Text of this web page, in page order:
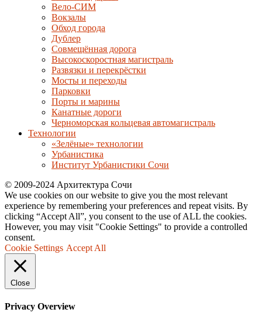
Вело-СИМ
Вокзалы
Обход города
Дублер
Совмещённая дорога
Высокоскоростная магистраль
Развязки и перекрёстки
Мосты и переходы
Парковки
Порты и марины
Канатные дороги
Черноморская кольцевая автомагистраль
Технологии
«Зелёные» технологии
Урбанистика
Институт Урбанистики Сочи
© 2009-2024 Архитектура Сочи
We use cookies on our website to give you the most relevant
experience by remembering your preferences and repeat visits. By
clicking “Accept All”, you consent to the use of ALL the cookies.
However, you may visit "Cookie Settings" to provide a controlled
consent.
Cookie Settings Accept All
Close
Privacy Overview